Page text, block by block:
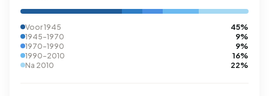
Voor 1945 45%
1945-1970 9%
1970-1990 9%
1990-2010 16%
Na 2010 22%